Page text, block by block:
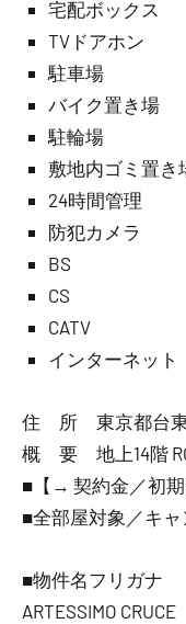
宅配ボックス
TVドアホン
駐車場
バイク置き場
駐輪場
敷地内ゴミ置き
24時間管理
防犯カメラ
BS
CS
CATV
インターネット
住 所 東京都台東
概 要 地上14階
■【→ 契約金／初期
■全部屋対象／キ
■物件名フリガナ
ARTESSIMO CRUCE